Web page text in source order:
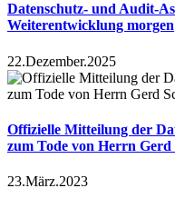
Datenschutz- und Audit-
Weiterentwicklung morgen
22.Dezember.2025
Offizielle Mitteilung der
zum Tode von Herrn Gerd
23.März.2023